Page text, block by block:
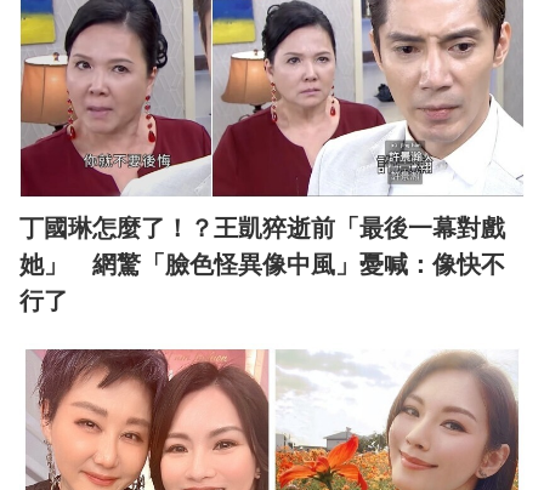
丁國琳怎麼了！？王凱猝逝前「最後一幕對戲
她」 網驚「臉色怪異像中風」憂喊：像快不
行了